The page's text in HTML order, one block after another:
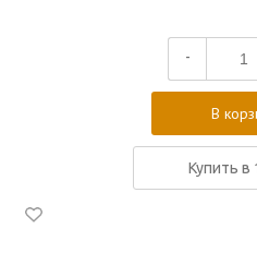
-
В
Купить в